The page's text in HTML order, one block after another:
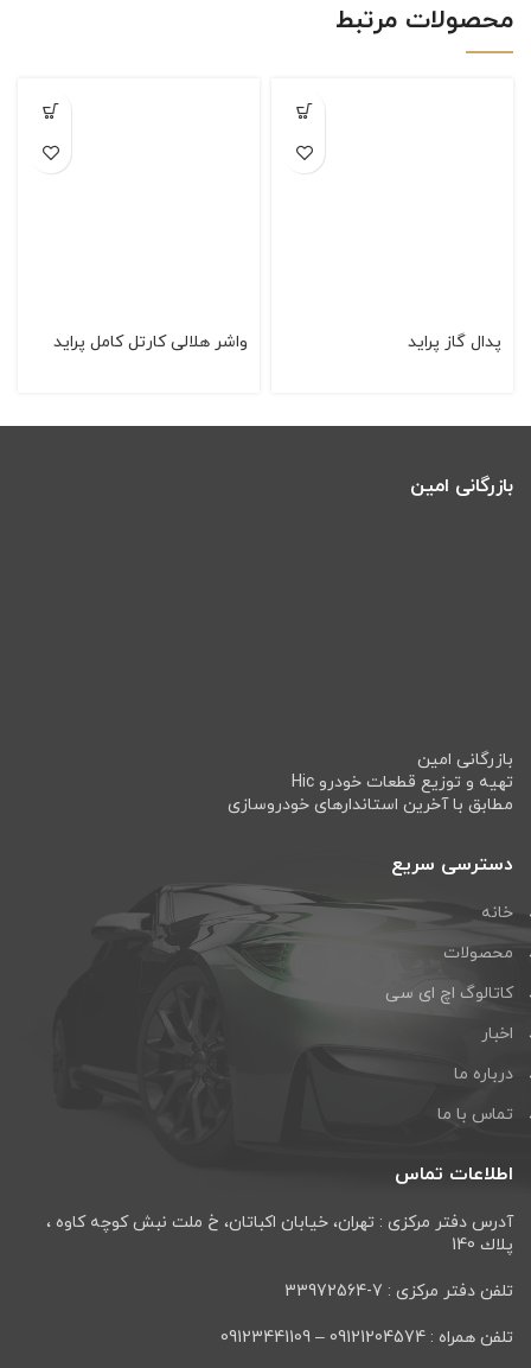
محصولات مرتبط
پدال گاز پراید واشر هلالی كارتل كامل پراید
بازرگانی امین
بازرگانی امین
تهیه و توزیع قطعات خودرو Hic
مطابق با آخرین استاندارهای خودروسازی
دسترسی سریع
خانه
محصولات
کاتالوگ اچ ای سی
اخبار
درباره ما
تماس با ما
اطلاعات تماس
آدرس دفتر مرکزی : تهران، خيابان اكباتان، خ ملت نبش كوچه كاوه ،
پلاك 140
تلفن دفتر مرکزی : 7-33972564
تلفن همراه : 09121204574 – 09123441109